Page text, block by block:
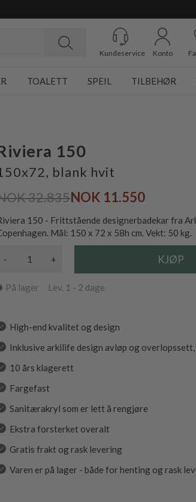
Kundeservice Konto
TOALETT SPEIL TILBEHØR
150
blank hvit
32.835NOK 11.550
150 - Frittstående designerbadekar fra
Mål: 150 x 72 x 58h cm. Vekt: 50 kg.
- +
På lager Lev. 1 - 2 dage
High-end kvalitet og design
Inklusive arkilife design avløp og
10 års klagerett
Fargefast
Sanitærakryl som er lett å rengjøre
Ekstra forsterket overalt
Gratis frakt og rask levering
Varen er på lager - både for henting og rask